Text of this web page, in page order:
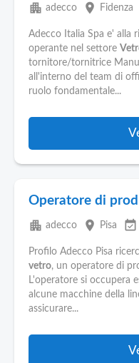
Pubblica
Offerte
apartment adecco place Fidenza
Adecco Italia Spa e' alla
operante nel settore
tornitore/tornitrice
all'interno del team di
ruolo fondamentale...
Operatore di
apartment adecco place Pisa event_available
Profilo Adecco Pisa
vetro, un operatore di
L'operatore si occupera
alcune macchine della
assicurare...